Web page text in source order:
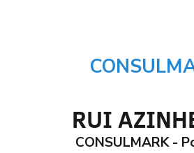
RUI
CONSULMARK -